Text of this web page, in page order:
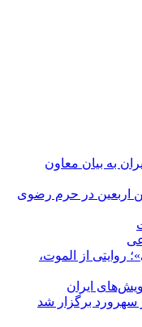
به بیان معاون
اربعین در حرم رضوی
روایتی از الموت،
ایران
برگزار شد